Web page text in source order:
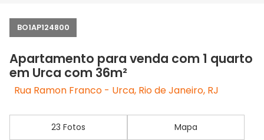
BO1AP124800
Apartamento para venda com 1 quarto
em Urca com 36m²
Rua Ramon Franco - Urca, Rio de Janeiro, RJ
23 Fotos Mapa